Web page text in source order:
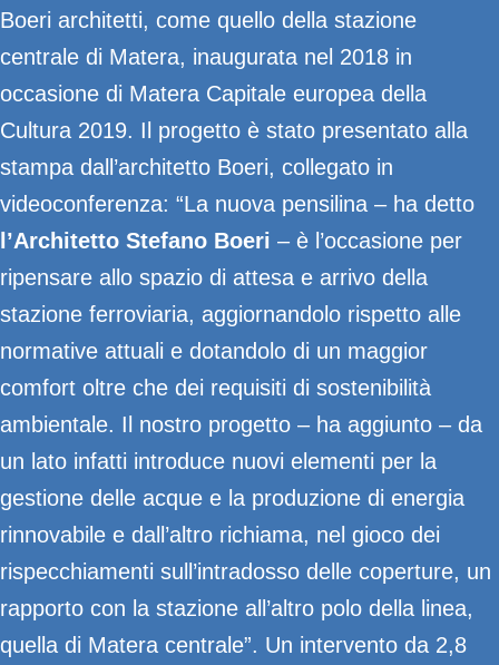
Boeri architetti, come quello della stazione
centrale di Matera, inaugurata nel 2018 in
occasione di Matera Capitale europea della
Cultura 2019. Il progetto è stato presentato alla
stampa dall’architetto Boeri, collegato in
videoconferenza: “La nuova pensilina – ha detto
l’Architetto Stefano Boeri – è l’occasione per
ripensare allo spazio di attesa e arrivo della
stazione ferroviaria, aggiornandolo rispetto alle
normative attuali e dotandolo di un maggior
comfort oltre che dei requisiti di sostenibilità
ambientale. Il nostro progetto – ha aggiunto – da
un lato infatti introduce nuovi elementi per la
gestione delle acque e la produzione di energia
rinnovabile e dall’altro richiama, nel gioco dei
rispecchiamenti sull’intradosso delle coperture, un
rapporto con la stazione all’altro polo della linea,
quella di Matera centrale”. Un intervento da 2,8